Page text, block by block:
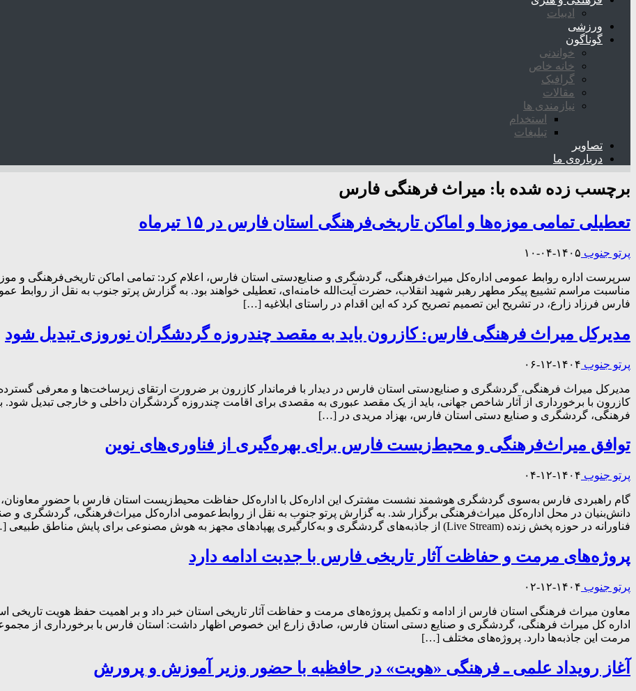
ادبیات
ورزشی
گوناگون
خواندنی
خانه خاص
گرافیک
مقالات
نیازمندی ها
استخدام
تبلیغات
تصاویر
درباره‌ی ما
برچسب زده شده با: میراث فرهنگی فارس
تعطیلی تمامی موزه‌ها و اماکن تاریخی‌فرهنگی استان فارس در ۱۵ تیرماه
پرتو جنوب ۱۴۰۵-۰۴-۱۰
مناسبت مراسم تشییع پیکر مطهر رهبر شهید انقلاب، حضرت آیت‌الله خامنه‌ای، تعطیلی خواهند بود. به گزارش پرتو جنوب به نقل از
فارس فرزاد زارع، در تشریح این تصمیم تصریح کرد که این اقدام در راستای ابلاغیه […]
مدیرکل میراث فرهنگی فارس: کازرون باید به مقصد چندروزه گردشگران نوروزی تبدیل شود
پرتو جنوب ۱۴۰۴-۱۲-۰۶
مدیرکل میراث فرهنگی، گردشگری و صنایع‌دستی استان فارس در دیدار با فرماندار کازرون بر ضرورت ارتقای زیرساخت‌ها و معرفی
کازرون با برخورداری از آثار شاخص جهانی، باید از یک مقصد عبوری به مقصدی برای اقامت چندروزه گردشگران داخلی و خارجی تبدیل
فرهنگی، گردشگری و صنایع دستی استان فارس، بهزاد مریدی در […]
توافق میراث‌فرهنگی و محیط‌زیست فارس برای بهره‌گیری از فناوری‌های نوین
پرتو جنوب ۱۴۰۴-۱۲-۰۴
گام راهبردی فارس به‌سوی گردشگری هوشمند نشست مشترک این اداره‌کل با اداره‌کل حفاظت محیط‌زیست استان فارس با حضور
دانش‌بنیان در محل اداره‌کل میراث‌فرهنگی برگزار شد. به گزارش پرتو جنوب به نقل از روابط‌عمومی اداره‌کل میراث‌فرهنگی، گردشگری و
فناورانه در حوزه پخش زنده (Live Stream) از جاذبه‌های گردشگری و به‌کارگیری پهپادهای مجهز به هوش مصنوعی برای پایش مناطق طبیعی […]
پروژه‌های مرمت و حفاظت آثار تاریخی فارس با جدیت ادامه دارد
پرتو جنوب ۱۴۰۴-۱۲-۰۲
معاون میراث فرهنگی استان فارس از ادامه و تکمیل پروژه‌های مرمت و حفاظت آثار تاریخی استان خبر داد و بر اهمیت حفظ هویت تاریخی
اداره کل میراث فرهنگی، گردشگری و صنایع دستی استان فارس، صادق زارع این خصوص اظهار داشت: استان فارس با برخورداری از
مرمت این جاذبه‌ها دارد. پروژه‌های مختلف […]
آغاز رویداد علمی ـ فرهنگی «هویت» در حافظیه با حضور وزیر آموزش‌ و پرورش